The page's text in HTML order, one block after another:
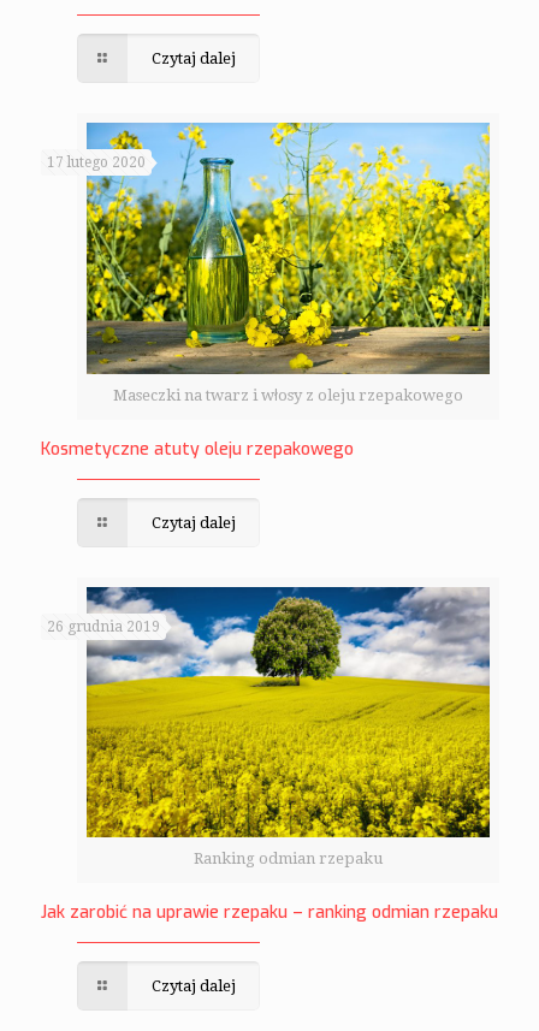
Czytaj dalej
Maseczki na twarz i włosy z oleju rzepakowego
17 lutego 2020
Kosmetyczne atuty oleju rzepakowego
Czytaj dalej
Ranking odmian rzepaku
26 grudnia 2019
Jak zarobić na uprawie rzepaku – ranking odmian rzepaku
Czytaj dalej